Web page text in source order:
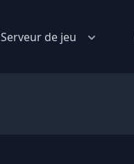
Serveur de jeu